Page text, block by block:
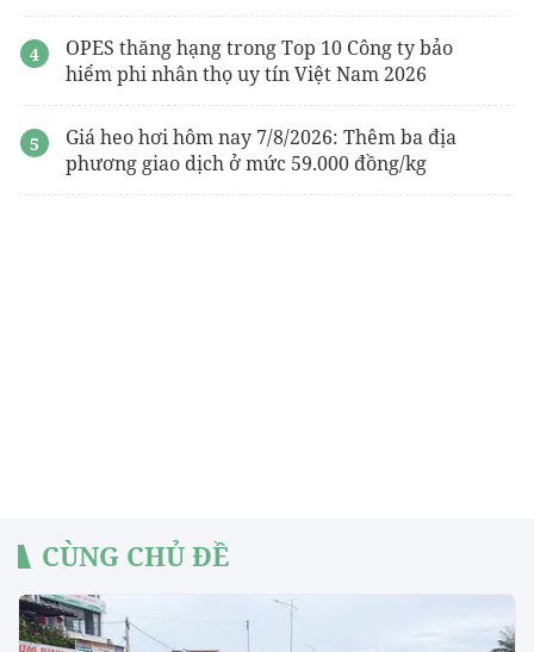
OPES thăng hạng trong Top 10 Công ty bảo
hiểm phi nhân thọ uy tín Việt Nam 2026
Giá heo hơi hôm nay 7/8/2026: Thêm ba địa
phương giao dịch ở mức 59.000 đồng/kg
CÙNG CHỦ ĐỀ